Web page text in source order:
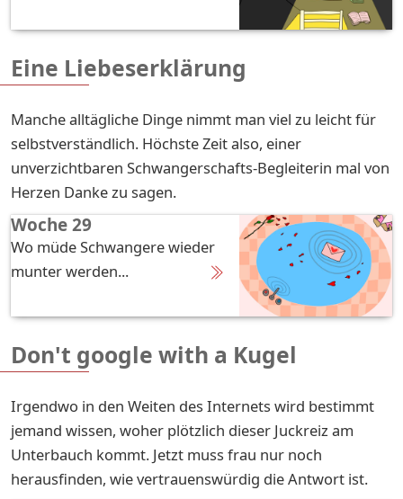
Eine Liebeserklärung
Manche alltägliche Dinge nimmt man viel zu leicht für
selbstverständlich. Höchste Zeit also, einer
unverzichtbaren Schwangerschafts-Begleiterin mal von
Herzen Danke zu sagen.
Woche 29
Wo müde Schwangere wieder
munter werden...
Don't google with a Kugel
Irgendwo in den Weiten des Internets wird bestimmt
jemand wissen, woher plötzlich dieser Juckreiz am
Unterbauch kommt. Jetzt muss frau nur noch
herausfinden, wie vertrauenswürdig die Antwort ist.